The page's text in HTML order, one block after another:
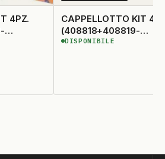
CAPPELLOTTO KIT
(408818+408819-
2+408820)
DISPONIBILE
DISPONIBILE